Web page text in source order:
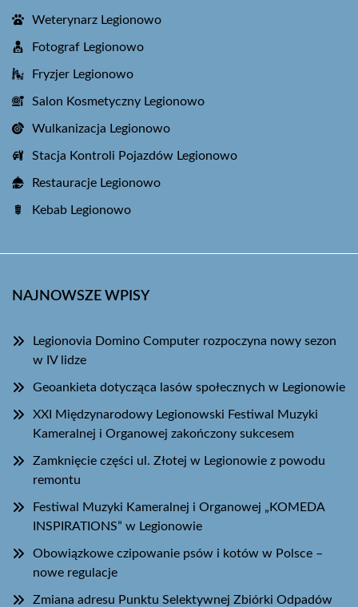
Weterynarz Legionowo
Fotograf Legionowo
Fryzjer Legionowo
Salon Kosmetyczny Legionowo
Wulkanizacja Legionowo
Stacja Kontroli Pojazdów Legionowo
Restauracje Legionowo
Kebab Legionowo
NAJNOWSZE WPISY
Legionovia Domino Computer rozpoczyna nowy sezon
w IV lidze
Geoankieta dotycząca lasów społecznych w Legionowie
XXI Międzynarodowy Legionowski Festiwal Muzyki
Kameralnej i Organowej zakończony sukcesem
Zamknięcie części ul. Złotej w Legionowie z powodu
remontu
Festiwal Muzyki Kameralnej i Organowej „KOMEDA
INSPIRATIONS” w Legionowie
Obowiązkowe czipowanie psów i kotów w Polsce –
nowe regulacje
Zmiana adresu Punktu Selektywnej Zbiórki Odpadów